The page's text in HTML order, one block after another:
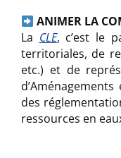
ANIMER LA
La CLE, c’est le
territoriales, de
etc.) et de
des
ressources en